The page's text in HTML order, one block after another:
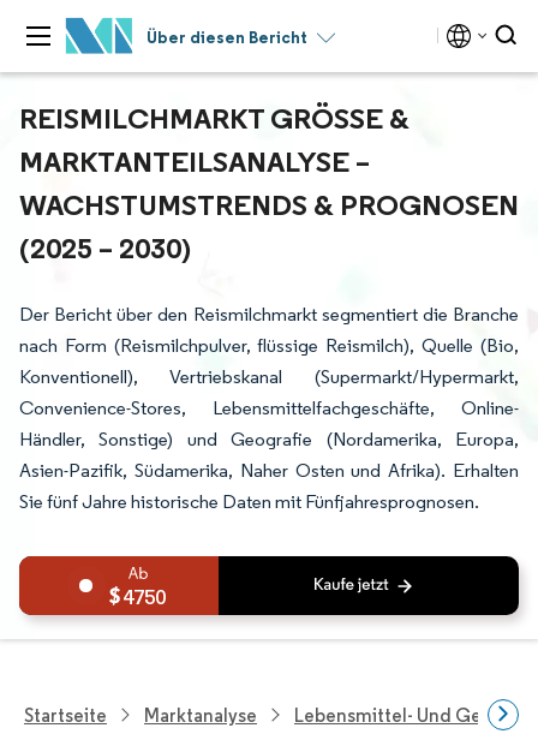
Über diesen Bericht
REISMILCHMARKT GRÖSSE & M
ARKTANTEILSANALYSE – W
ACHSTUMSTRENDS & PROGNOSEN (
2025 – 2030)
Der Bericht über den Reismilchmarkt segmentiert die Branche
nach Form (Reismilchpulver, flüssige Reismilch), Quelle (Bio,
Konventionell), Vertriebskanal (Supermarkt/Hypermarkt,
Convenience-Stores, Lebensmittelfachgeschäfte, Online-
Händler, Sonstige) und Geografie (Nordamerika, Europa,
Asien-Pazifik, Südamerika, Naher Osten und Afrika). Erhalten
Sie fünf Jahre historische Daten mit Fünfjahresprognosen.
4750
Startseite Marktanalyse Lebensmittel- Und